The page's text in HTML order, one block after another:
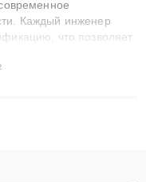
Каждый инженер
что позволяет
Наши мастера